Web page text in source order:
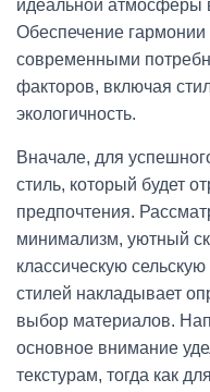
идеальной атмосферы
Обеспечение
современными
факторов, включая
экологичность.
Вначале, для
стиль, который будет
предпочтения.
минимализм, уютный
классическую
стилей накладывает
выбор материалов.
основное внимание
текстурам, тогда как